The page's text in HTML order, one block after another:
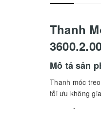
Thanh
Mô tả sản
Thanh móc
tối ưu không
chiều dài